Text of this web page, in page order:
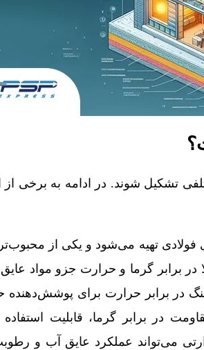
تشکیل شوند. در ادامه به برخی از
تهیه می‌شود و یکی از
برابر گرما و حرارت جزو مواد
در برابر حرارت برای پوشش‌دهنده
در برابر گرما، قابلیت استفاده
می‌تواند عملکرد عایق آب و